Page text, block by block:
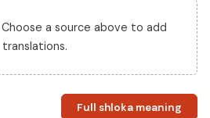
a source above to add
translations.
Full shloka meaning